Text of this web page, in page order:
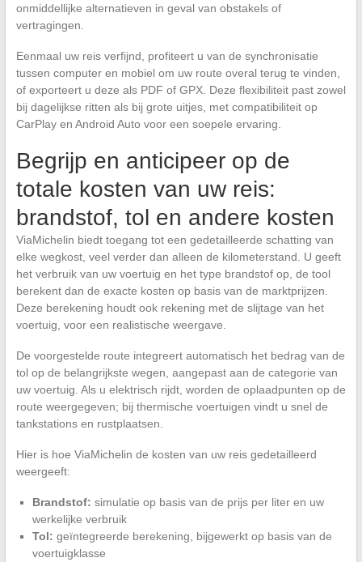
onmiddellijke alternatieven in geval van obstakels of
vertragingen.
Eenmaal uw reis verfijnd, profiteert u van de synchronisatie
tussen computer en mobiel om uw route overal terug te vinden,
of exporteert u deze als PDF of GPX. Deze flexibiliteit past zowel
bij dagelijkse ritten als bij grote uitjes, met compatibiliteit op
CarPlay en Android Auto voor een soepele ervaring.
Begrijp en anticipeer op de
totale kosten van uw reis:
brandstof, tol en andere kosten
ViaMichelin biedt toegang tot een gedetailleerde schatting van
elke wegkost, veel verder dan alleen de kilometerstand. U geeft
het verbruik van uw voertuig en het type brandstof op, de tool
berekent dan de exacte kosten op basis van de marktprijzen.
Deze berekening houdt ook rekening met de slijtage van het
voertuig, voor een realistische weergave.
De voorgestelde route integreert automatisch het bedrag van de
tol op de belangrijkste wegen, aangepast aan de categorie van
uw voertuig. Als u elektrisch rijdt, worden de oplaadpunten op de
route weergegeven; bij thermische voertuigen vindt u snel de
tankstations en rustplaatsen.
Hier is hoe ViaMichelin de kosten van uw reis gedetailleerd
weergeeft:
Brandstof: simulatie op basis van de prijs per liter en uw
werkelijke verbruik
Tol: geïntegreerde berekening, bijgewerkt op basis van de
voertuigklasse